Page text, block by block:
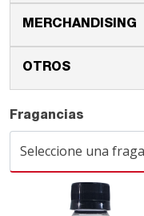
MERCHANDISING
OTROS
Fragancias